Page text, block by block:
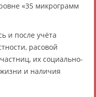
«35 микрограмм
и после учёта
расовой
их социально-
жизни и наличия